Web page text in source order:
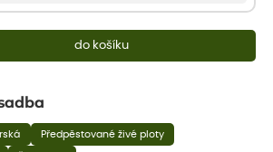
do košíku
Předpěstované živé ploty